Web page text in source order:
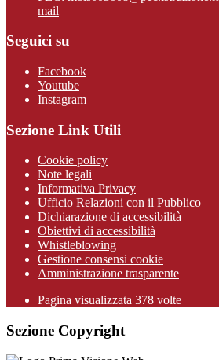
mail
Seguici su
Facebook
Youtube
Instagram
Sezione Link Utili
Cookie policy
Note legali
Informativa Privacy
Ufficio Relazioni con il Pubblico
Dichiarazione di accessibilità
Obiettivi di accessibilità
Whistleblowing
Gestione consensi cookie
Amministrazione trasparente
Pagina visualizzata 378 volte
Sezione Copyright